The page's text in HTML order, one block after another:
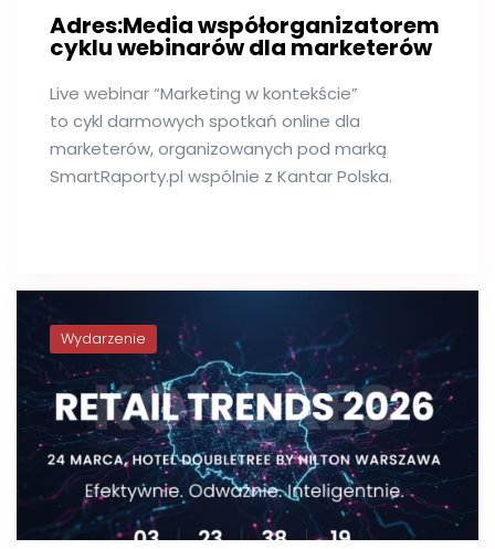
Adres:Media współorganizatorem
cyklu webinarów dla marketerów
Live webinar “Marketing w kontekście”
to cykl darmowych spotkań online dla
marketerów, organizowanych pod marką
SmartRaporty.pl wspólnie z Kantar Polska.
Wydarzenie